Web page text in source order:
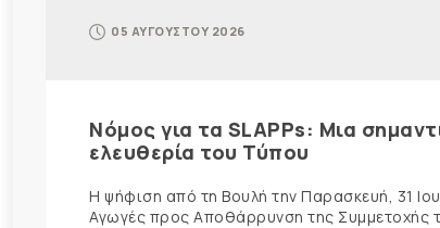
05 ΑΥΓΟΥΣΤΟΥ 2026
Νόμος για τα SLAPPs: Μια
ελευθερία του Τύπου
Η ψήφιση από τη Βουλή την Παρασκευή, 31
Αγωγές προς Αποθάρρυνση της Συμμετοχής